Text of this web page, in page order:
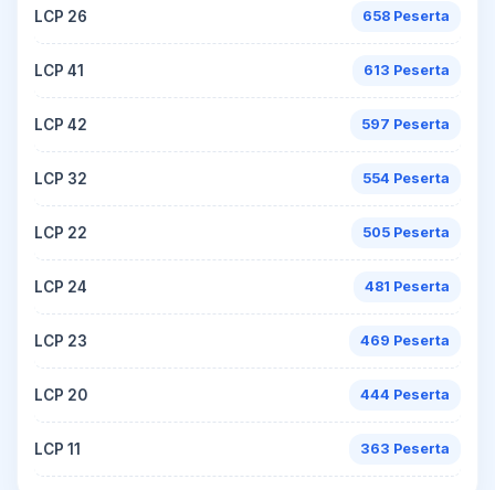
LCP 26 658 Peserta
LCP 41 613 Peserta
LCP 42 597 Peserta
LCP 32 554 Peserta
LCP 22 505 Peserta
LCP 24 481 Peserta
LCP 23 469 Peserta
LCP 20 444 Peserta
LCP 11 363 Peserta